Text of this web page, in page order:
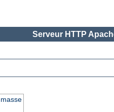
Serveur HTTP